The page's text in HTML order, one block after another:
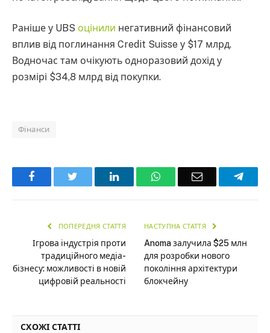
Раніше у UBS оцінили негативний фінансовий
вплив від поглинання Credit Suisse у $17 млрд.
Водночас там очікують одноразовий дохід у
розмірі $34,8 млрд від покупки.
Фінанси
Facebook LinkedInWhatsAppEmail
ПОПЕРЕДНЯ СТАТТЯ
Ігрова індустрія проти
традиційного медіа-
бізнесу: можливості в новій
цифровій реальності
НАСТУПНА СТАТТЯ
Anoma залучила $25 млн
для розробки нового
покоління архітектури
блокчейну
СХОЖІ СТАТТІ